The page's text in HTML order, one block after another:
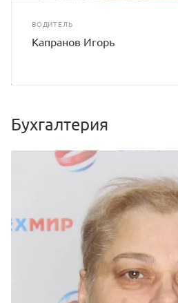
ВОДИТЕЛЬ
Капранов Игорь
Бухгалтерия